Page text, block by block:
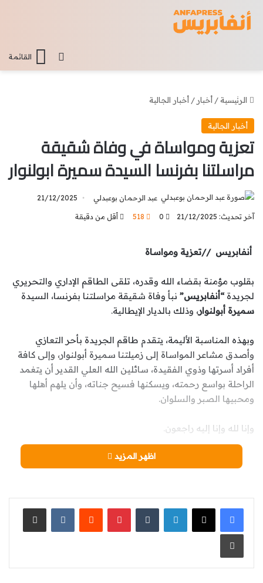
القائمةتسجيل
الرئيسية/ أخبار / أخبار الجالية
أخبار الجالية
تعزية ومواساة في وفاة شقيقة
مراسلتنا بفرنسا السيدة سميرة ابولنوار
عبد الرحمان بوعبدلي 21/12/2025
آخر تحديث: 21/12/2025 0
518 أقل من دقيقة
أنفابريس //تعزية ومواساة
بقلوب مؤمنة بقضاء الله وقدره، تلقى الطاقم الإداري والتحريري
لجريدة“أنفابريس” نبأ وفاة شقيقة مراسلتنا بفرنسا، السيدة
سميرة أبولنوار، وذلك بالديار الإيطالية.
وبهذه المناسبة الأليمة، يتقدم طاقم الجريدة بأحر التعازي
وأصدق مشاعر المواساة إلى زميلتنا سميرة أبولنوار، وإلى كافة
أفراد أسرتها وذوي الفقيدة، سائلين الله العلي القدير أن يتغمد
الراحلة بواسع رحمته، ويسكنها فسيح جناته، وأن يلهم أهلها
ومحبيها الصبر والسلوان.
وإنا لله وإنا إليه راجعون.
اظهر المزيد
لينكدإن بينتيريست